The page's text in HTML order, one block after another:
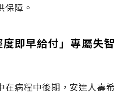
保障。
即早給付」專屬失智
在病程中後期，安達人壽希